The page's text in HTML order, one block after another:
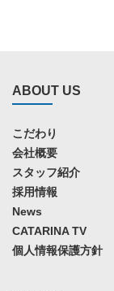
ABOUT US
こだわり
会社概要
スタッフ紹介
採用情報
News
CATARINA TV
個人情報保護方針